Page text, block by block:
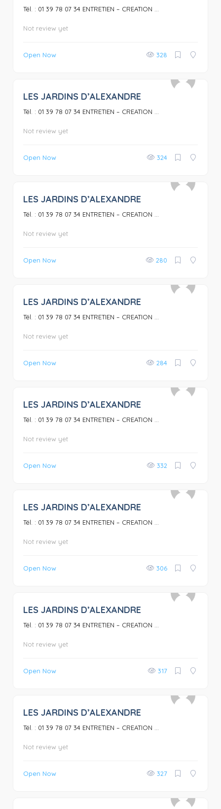
Tél. : 01 39 78 07 34 ENTRETIEN – CREATION ...
Not review yet
Open Now 328
LES JARDINS D’ALEXANDRE
Tél. : 01 39 78 07 34 ENTRETIEN – CREATION ...
Not review yet
Open Now 324
LES JARDINS D’ALEXANDRE
Tél. : 01 39 78 07 34 ENTRETIEN – CREATION ...
Not review yet
Open Now 280
LES JARDINS D’ALEXANDRE
Tél. : 01 39 78 07 34 ENTRETIEN – CREATION ...
Not review yet
Open Now 284
LES JARDINS D’ALEXANDRE
Tél. : 01 39 78 07 34 ENTRETIEN – CREATION ...
Not review yet
Open Now 332
LES JARDINS D’ALEXANDRE
Tél. : 01 39 78 07 34 ENTRETIEN – CREATION ...
Not review yet
Open Now 306
LES JARDINS D’ALEXANDRE
Tél. : 01 39 78 07 34 ENTRETIEN – CREATION ...
Not review yet
Open Now 317
LES JARDINS D’ALEXANDRE
Tél. : 01 39 78 07 34 ENTRETIEN – CREATION ...
Not review yet
Open Now 327